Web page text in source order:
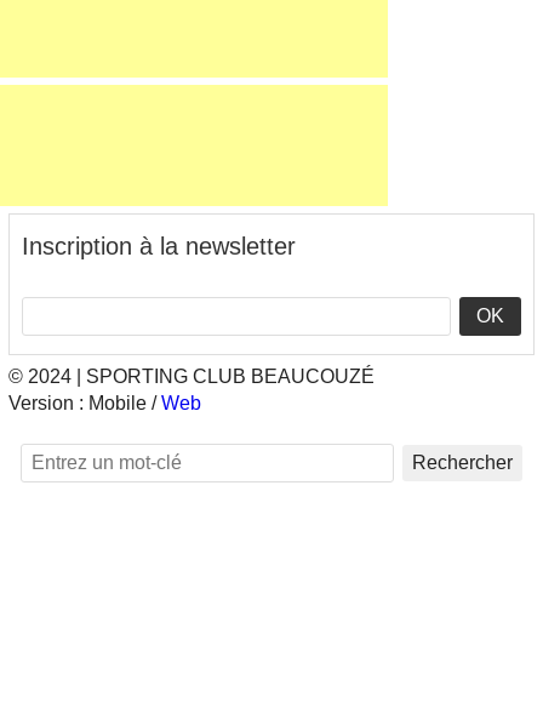
Inscription à la newsletter
OK
© 2024 | SPORTING CLUB BEAUCOUZÉ
Version : Mobile /Web
Rechercher